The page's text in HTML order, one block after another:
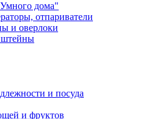
дома"
отпариватели
и оверлоки
и посуда
и фруктов